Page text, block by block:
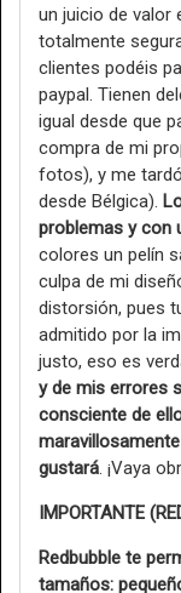
un juicio de valor
totalmente
clientes podéis
paypal. Tienen
igual desde que
compra de mi
fotos), y me
desde Bélgica).
problemas y con
colores un pelín
culpa de mi
distorsión, pues
admitido por la
justo, eso es
y de mis errores
consciente de
gustará. ¡Vaya
IMPORTANTE
Redbubble te
tamaños: